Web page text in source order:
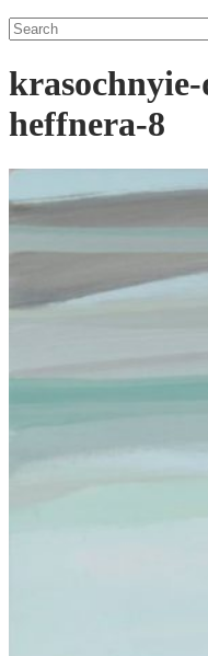
Search
for:
heffnera-8